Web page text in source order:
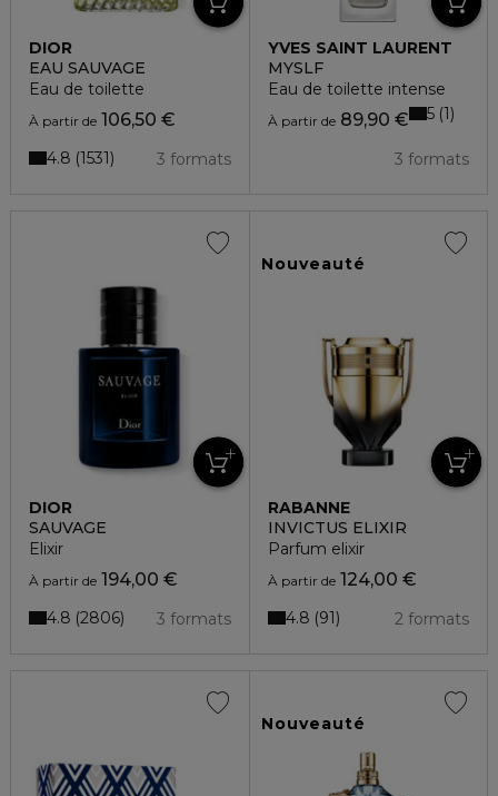
DIOR
EAU SAUVAGE
Eau de toilette
À partir de 106,50 €
3 formats
4.8 1531
YVES SAINT LAURENT
MYSLF
Eau de toilette intense
À partir de89,90 €
3 formats
5 1
DIOR
SAUVAGE
Elixir
À partir de 194,00 €
3 formats
4.8 2806
Nouveauté
RABANNE
INVICTUS ELIXIR
Parfum elixir
À partir de124,00 €
2 formats
4.8 91
Nouveauté